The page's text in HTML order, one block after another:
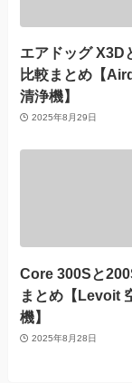
エアドッグ X3D
比較まとめ【
清浄機】
2025年8月29日
Core 300Sと
まとめ【Levoit
機】
2025年8月28日